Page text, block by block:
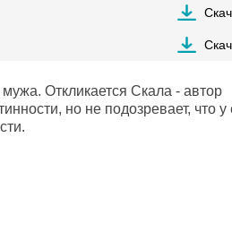
Откликается Скала - автор
но не подозревает, что у